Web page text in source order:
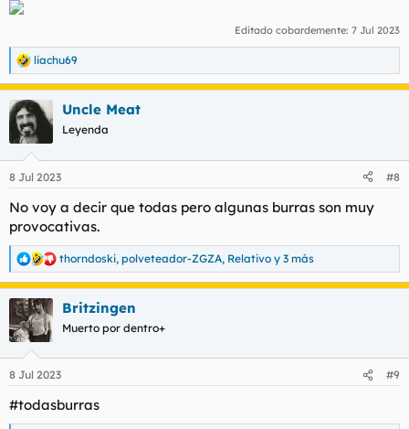
Editado cobardemente: 7 Jul 2023
R
e
a
c
c
i
e
:
liachu69
Uncle Meat
Leyenda
8 Jul 2023 #8
No voy a decir que todas pero algunas burras son muy
provocativas.
R
e
a
c
c
i
e
:
thorndoski, polveteador-ZGZA, Relativo y 3 más
Britzingen
Muerto por dentro+
8 Jul 2023 #9
#todasburras